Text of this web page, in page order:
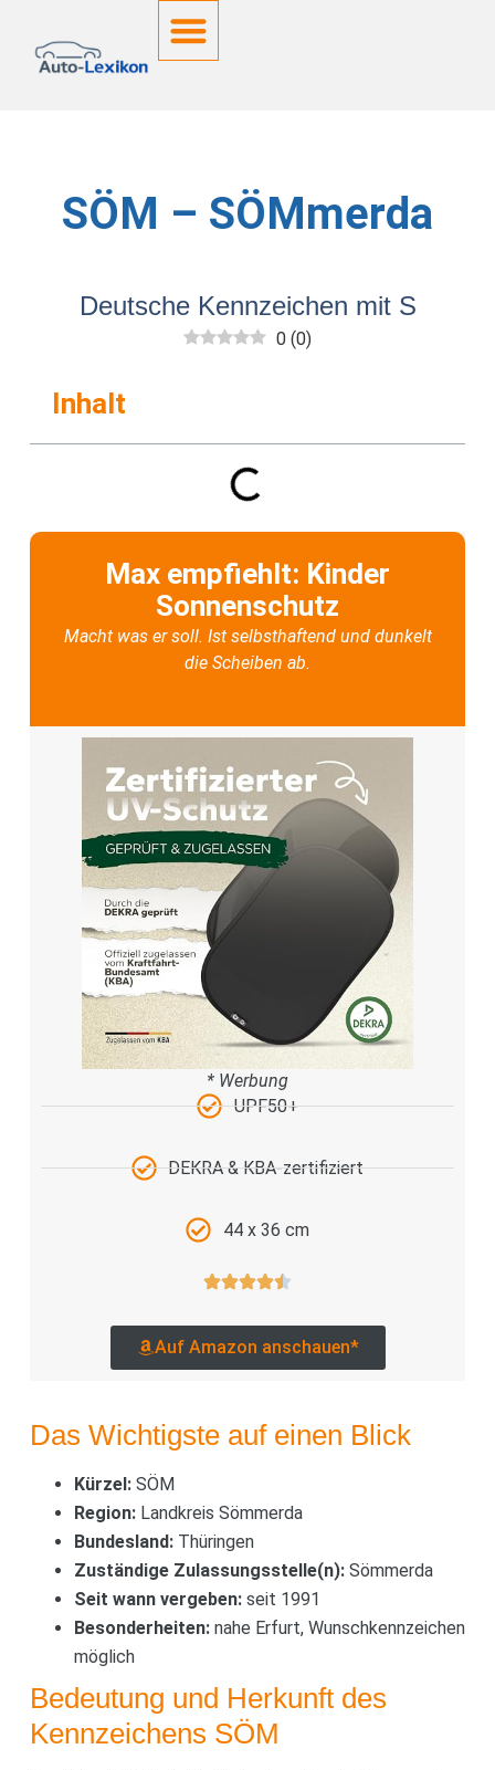
SÖM – SÖMmerda
Deutsche Kennzeichen mit S
0 (0)
Inhalt
Max empfiehlt: Kinder
Sonnenschutz
Macht was er soll. Ist selbsthaftend und dunkelt
die Scheiben ab.
* Werbung
UPF50+
DEKRA & KBA-zertifiziert
44 x 36 cm
Auf Amazon anschauen*
Das Wichtigste auf einen Blick
Kürzel:SÖM
Region:Landkreis Sömmerda
Bundesland:Thüringen
Zuständige Zulassungsstelle(n):Sömmerda
Seit wann vergeben:seit 1991
Besonderheiten:nahe Erfurt, Wunschkennzeichen
möglich
Bedeutung und Herkunft des
Kennzeichens SÖM